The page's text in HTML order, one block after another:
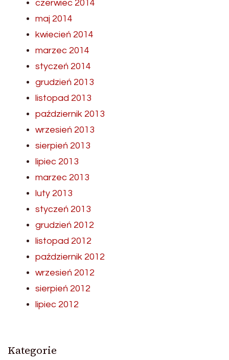
czerwiec 2014
maj 2014
kwiecień 2014
marzec 2014
styczeń 2014
grudzień 2013
listopad 2013
październik 2013
wrzesień 2013
sierpień 2013
lipiec 2013
marzec 2013
luty 2013
styczeń 2013
grudzień 2012
listopad 2012
październik 2012
wrzesień 2012
sierpień 2012
lipiec 2012
Kategorie